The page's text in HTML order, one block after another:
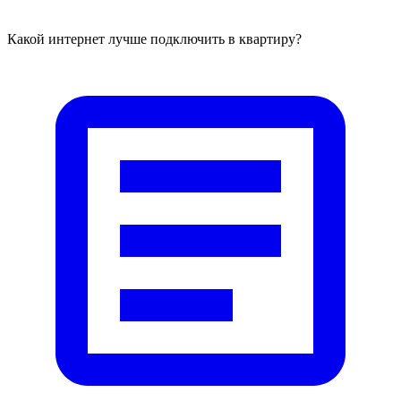
Какой интернет лучше подключить в квартиру?